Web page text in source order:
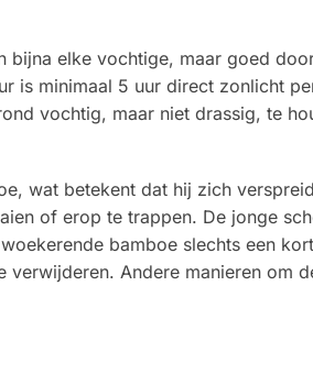
elke vochtige, maar goed
is minimaal 5 uur direct zonlicht
vochtig, maar niet drassig, te
wat betekent dat hij zich
of erop te trappen. De jonge
bamboe slechts een
Andere manieren om